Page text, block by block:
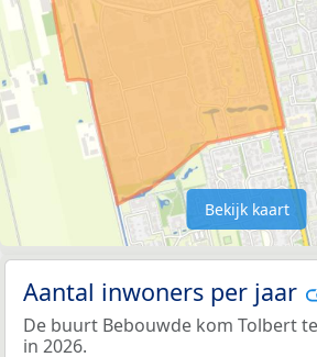
Bekijk kaart
Aantal inwoners per jaar
De buurt Bebouwde kom Tolbert
in 2026.